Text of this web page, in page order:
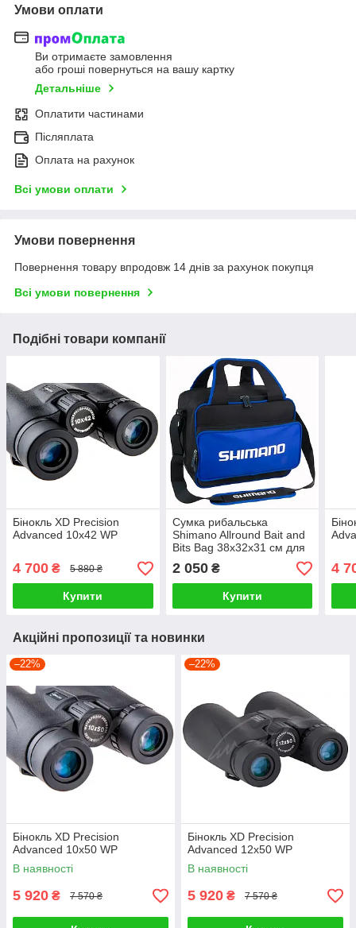
Умови оплати
Ви отримаєте замовлення
або гроші повернуться на вашу картку
Детальніше
Оплатити частинами
Післяплата
Оплата на рахунок
Всі умови оплати
Умови повернення
Повернення товару впродовж 14 днів за рахунок покупця
Всі умови повернення
Подібні товари компанії
Бінокль XD Precision
Advanced 10х42 WP
4 700 ₴ 5 880 ₴
Купити
Сумка рибальська
Shimano Allround Bait and
Bits Bag 38x32x31 см для
снастей
2 050₴
Купити
4
Акційні пропозиції та новинки
–22%
Бінокль XD Precision
Advanced 10х50 WP
В наявності
5 920 ₴ 7 570 ₴
–22%
Бінокль XD Precision
Advanced 12х50 WP
В наявності
5 920 ₴ 7 570 ₴